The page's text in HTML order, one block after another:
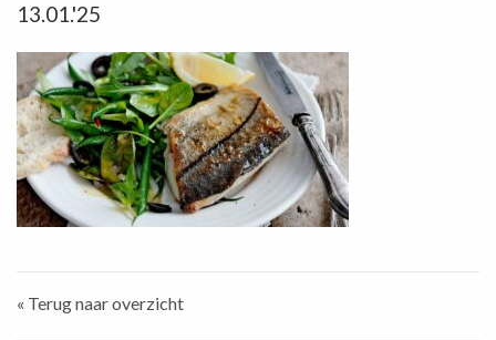
13.01.'25
« Terug naar overzicht